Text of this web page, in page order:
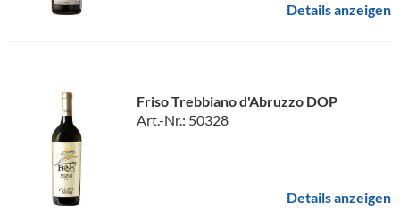
Details anzeigen
Friso Trebbiano d'Abruzzo DOP
Art.-Nr.: 50328
Details anzeigen